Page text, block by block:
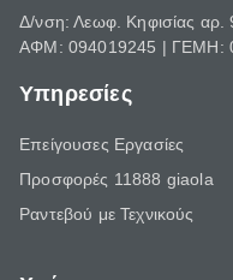
Δ/νση: Λεωφ. Κηφισίας αρ.
ΑΦΜ: 094019245 | ΓΕΜΗ:
Υπηρεσίες
Επείγουσες Εργασίες
Προσφορές 11888 giaola
Ραντεβού με Τεχνικούς